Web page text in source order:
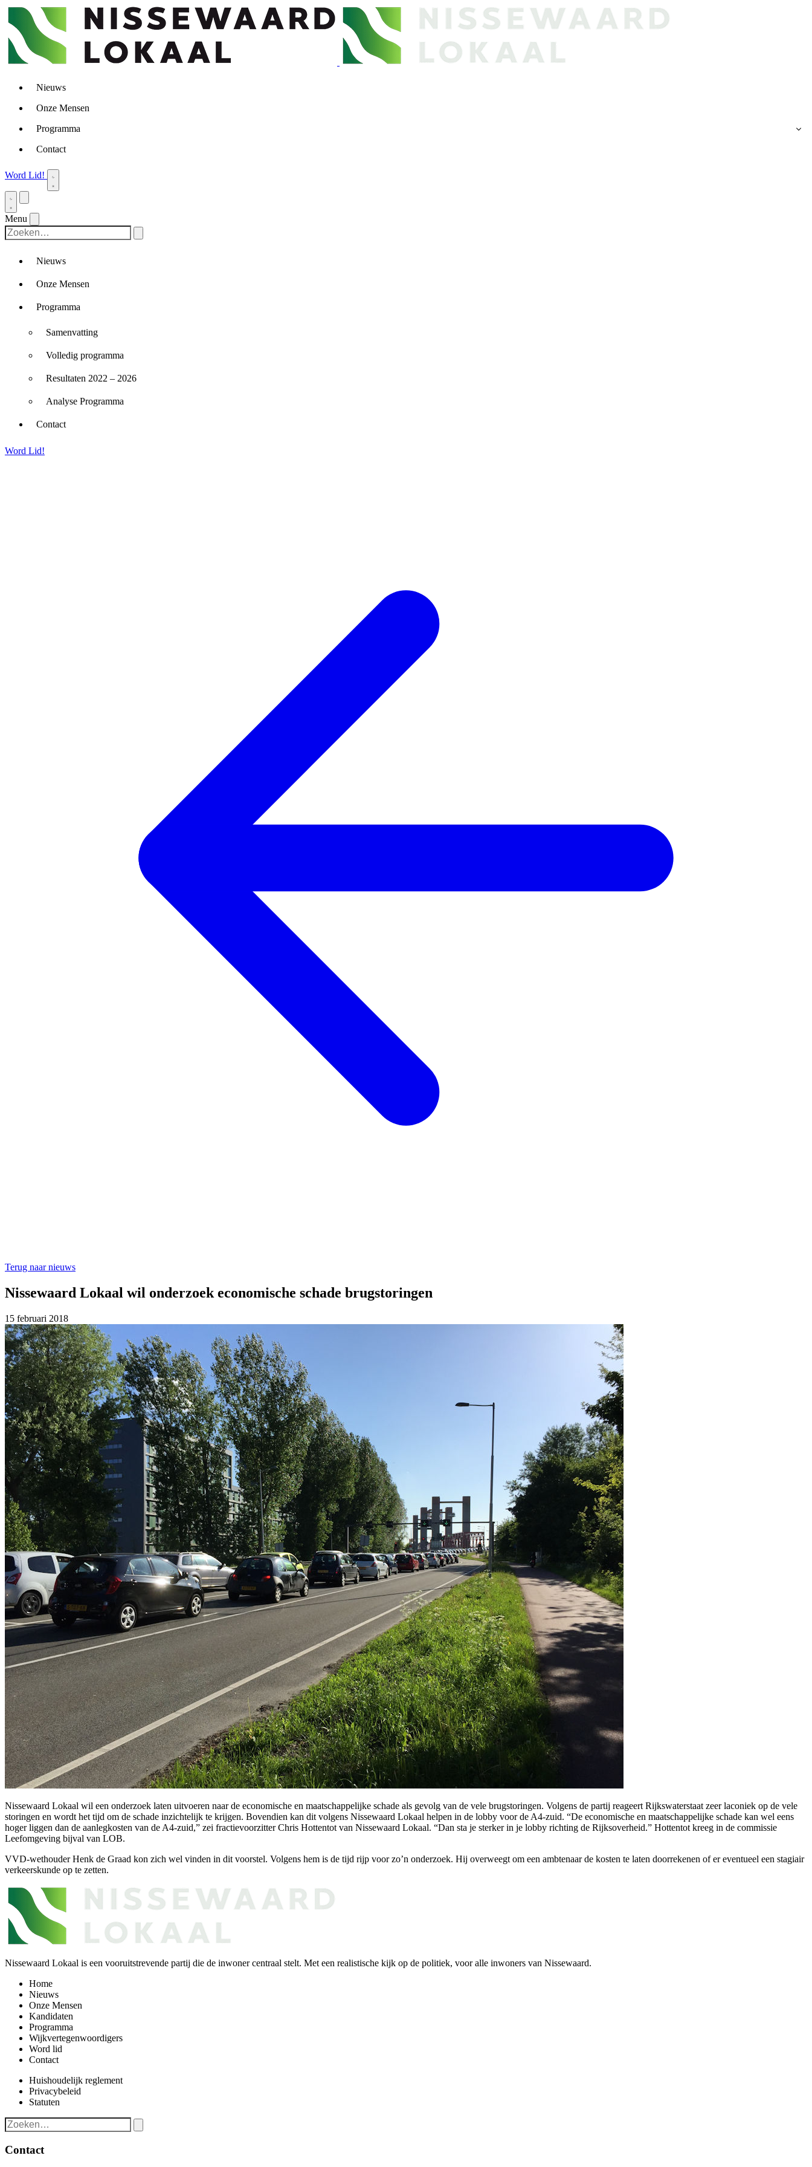
Nieuws
Onze Mensen
Programma
Contact
Word Lid!
Menu
Nieuws
Onze Mensen
Programma
Samenvatting
Volledig programma
Resultaten 2022 – 2026
Analyse Programma
Contact
Word Lid!
Terug naar nieuws
Nissewaard Lokaal wil onderzoek economische schade brugstoringen
15 februari 2018
Nissewaard Lokaal wil een onderzoek laten uitvoeren naar de economische en maatschappelijke schade als gevolg van de vele brugstoringen. Volgens de partij reageert Rijkswaterstaat zeer laconiek op de vele
storingen en wordt het tijd om de schade inzichtelijk te krijgen. Bovendien kan dit volgens Nissewaard Lokaal helpen in de lobby voor de A4-zuid. “De economische en maatschappelijke schade kan wel eens
hoger liggen dan de aanlegkosten van de A4-zuid,” zei fractievoorzitter Chris Hottentot van Nissewaard Lokaal. “Dan sta je sterker in je lobby richting de Rijksoverheid.” Hottentot kreeg in de commissie
Leefomgeving bijval van LOB.
VVD-wethouder Henk de Graad kon zich wel vinden in dit voorstel. Volgens hem is de tijd rijp voor zo’n onderzoek. Hij overweegt om een ambtenaar de kosten te laten doorrekenen of er eventueel een stagiair
verkeerskunde op te zetten.
Nissewaard Lokaal is een vooruitstrevende partij die de inwoner centraal stelt. Met een realistische kijk op de politiek, voor alle inwoners van Nissewaard.
Home
Nieuws
Onze Mensen
Kandidaten
Programma
Wijkvertegenwoordigers
Word lid
Contact
Huishoudelijk reglement
Privacybeleid
Statuten
Contact